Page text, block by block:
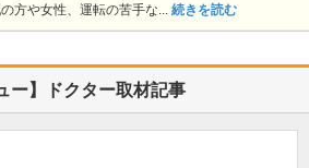
方や女性、運転の苦手な... 続きを読む
ー】ドクター取材記事